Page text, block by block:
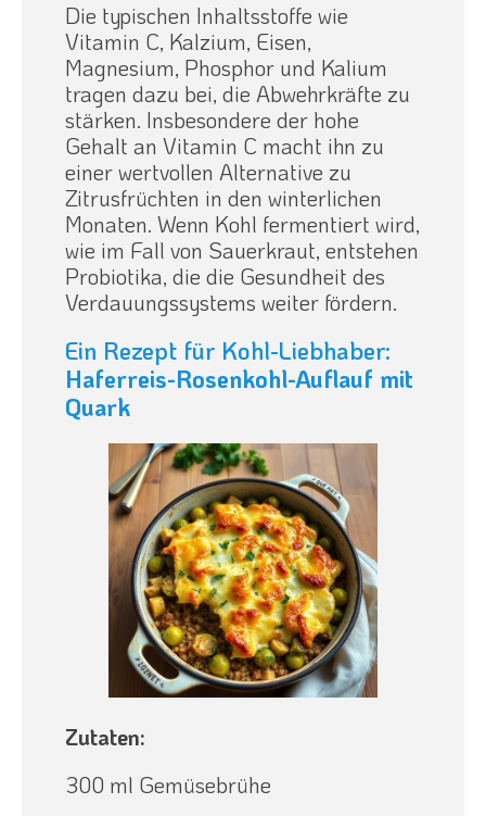
Die typischen Inhaltsstoffe wie
Vitamin C, Kalzium, Eisen,
Magnesium, Phosphor und Kalium
tragen dazu bei, die Abwehrkräfte zu
stärken. Insbesondere der hohe
Gehalt an Vitamin C macht ihn zu
einer wertvollen Alternative zu
Zitrusfrüchten in den winterlichen
Monaten. Wenn Kohl fermentiert wird,
wie im Fall von Sauerkraut, entstehen
Probiotika, die die Gesundheit des
Verdauungssystems weiter fördern.
Ein Rezept für Kohl-Liebhaber:
Haferreis-Rosenkohl-Auflauf mit
Quark
Zutaten:
300 ml Gemüsebrühe